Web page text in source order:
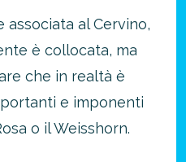
associata al Cervino,
è collocata, ma
che in realtà è
e imponenti
o il Weisshorn.